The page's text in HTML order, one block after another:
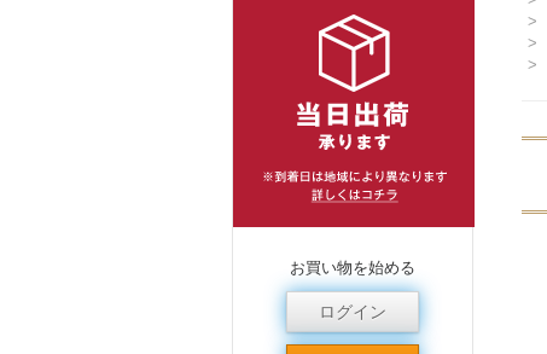
>
>
>
お買い物を始める
ログイン